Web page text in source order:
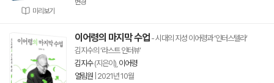
미리보기
변경
이어령의 마지막 수업 - 시대의 지성 이어령과 ‘인터스텔라’
김지수의 ‘라스트 인터뷰’
김지수(지은이), 이어령
열림원 2021년 10월